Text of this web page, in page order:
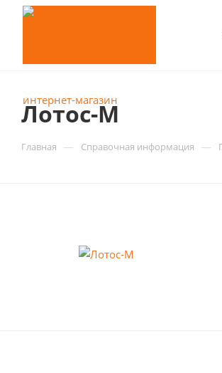
Лотос-М
Главная — Справочная информация —